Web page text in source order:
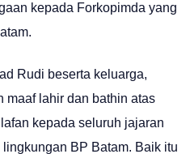
kepada Forkopimda yang
Rudi beserta keluarga,
maaf lahir dan bathin atas
kepada seluruh jajaran
BP Batam. Baik itu